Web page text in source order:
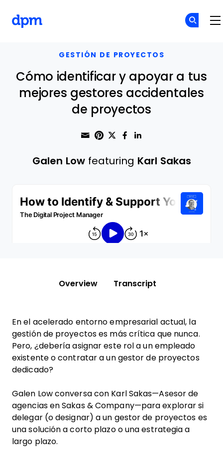
GESTIÓN DE PROYECTOS
Cómo identificar y apoyar a tus
mejores gestores accidentales
de proyectos
Share through Email
Print this page
Share on Pinterest
Share on Twitter
Share on
Galen Lowfeaturing Karl Sakas
Overview Transcript
En el acelerado entorno empresarial actual, la
gestión de proyectos es más crítica que nunca.
Pero, ¿debería asignar este rol a un empleado
existente o contratar a un gestor de proyectos
dedicado?
Galen Low conversa con Karl Sakas—Asesor de
agencias en Sakas & Company—para explorar si
delegar (o designar) a un gestor de proyectos es
una solución a corto plazo o una estrategia a
largo plazo.